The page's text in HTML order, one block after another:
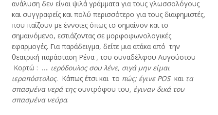
ανάλυση δεν είναι ψιλά γράμματα για τους γλωσσολόγους
και συγγραφείς και πολύ περισσότερο για τους διαφημιστές,
που παίζουν με έννοιες όπως το σημαίνον και το
σημαινόμενο, εστιάζοντας σε μορφοφωνολογικές
εφαρμογές. Για παράδειγμα, δείτε μια ατάκα από την
θεατρική παράσταση Ρένα , του συναδέλφου Αυγούστου
Κορτώ : …. ιερόδουλος σου λένε, σιγά μην είμαι
ιεραπόστολος. Κάπως έτσι και το πώς; έγινε POSκαι τα
σπασμένα νερά τηςσυντρόφου του, έγιναν δικά του
σπασμένα νεύρα.